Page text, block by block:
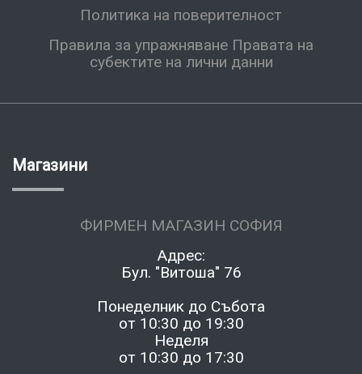
Политика на поверителност
Правила за упражняване Правата на
субектите на лични данни
Магазини
ФИРМЕН МАГАЗИН СОФИЯ
Адрес:
Бул. "Витоша" 76
Понеделник до Събота
от 10:30 до 19:30
Неделя
от 10:30 до 17:30